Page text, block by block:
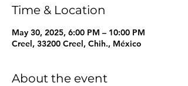
Time & Location
May 30, 2025, 6:00 PM – 10:00 PM
Creel, 33200 Creel, Chih., México
About the event